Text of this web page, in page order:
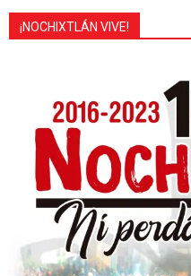
¡NOCHIXTLÁN VIVE!